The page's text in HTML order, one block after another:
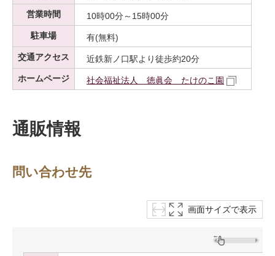
営業時間
10時00分～15時00分
駐車場
有(無料)
交通アクセス
近鉄新ノ口駅より徒歩約20分
ホームページ
社会福祉法人 徳眞会 たけのこ園
通販情報
問い合わせ先
画面サイズで表示